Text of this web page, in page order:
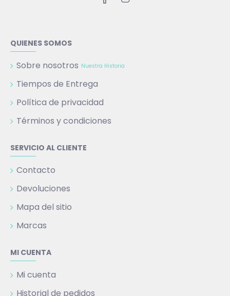
QUIENES SOMOS
Sobre nosotros Nuestra Historia
Tiempos de Entrega
Política de privacidad
Términos y condiciones
SERVICIO AL CLIENTE
Contacto
Devoluciones
Mapa del sitio
Marcas
MI CUENTA
Mi cuenta
Historial de pedidos